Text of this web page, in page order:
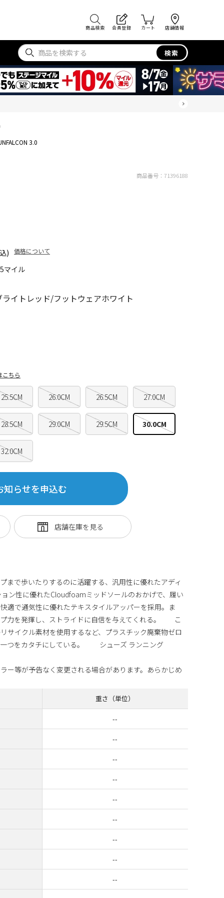
商品検索 会員登録 カート 店舗情報
検索
3.0
マイル
) 価格について
イトレッド/フットウェアホワイト
25.5CM 26.0CM 26.5CM 27.0CM
28.5CM 29.0CM 29.5CM 30.0CM
32.0CM
こちら
知らせを申込む
商品番号： 71396188
まで歩いたりするのに活躍する、汎用性に優れたアディ
ン性に優れたCloudfoamミッドソールのおかげで、履い
適で通気性に優れたテキスタイルアッパーを採用。ま
プ力を発揮し、ストライドに自信を与えてくれる。 こ
サイクル素材を使用するなど、プラスチック廃棄物ゼロ
一つをカタチにしている。 シューズ ランニング
ー等が予告なく変更される場合があります。あらかじめ
重さ（単位）
--
--
--
--
--
--
--
--
--